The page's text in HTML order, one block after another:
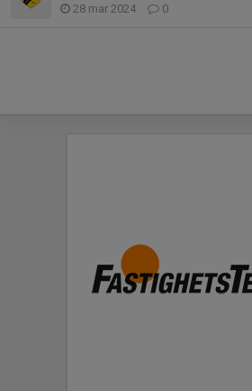
28 mar 2024 0